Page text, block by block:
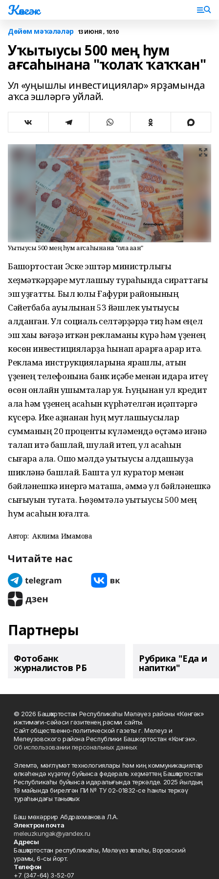
Көнгәк
Дөйөм мәҡәләләр 13 ИЮНЯ , 10:10
Уҡытыусы 500 мең һум
ағсаһынана "ҡолаҡ ҡаҡҡан"
Ул «уңышлы инвестициялар» ярҙамында
аҡса эшләргә уйлай.
Уҡытыусы 500 мең һум ағсаһынана "ҡолаҡ ҡаҡҡан"
Башҡортостан Эске эштәр министрлығы
хеҙмәткәрҙәре мутлашыу тураһында сираттағы
эш ҡуҙғатты. Был юлы Ғафури районының
Сәйетбаба ауылынан 53 йәшлек уҡытыусы
алданған. Ул социаль селтәрҙәрҙә тиҙ һәм еңел
эш хаҡы вәғәҙә иткән рекламаны күрә һәм үҙенең
көсөн инвестицияларҙа һынап ҡарарға ҡарар итә.
Реклама инструкцияларына ярашлы, ҡатын
үҙенең телефонына банк иҫәбе менән идара итеү
өсөн онлайн ҡушымталар ҡуя. Һуңынан ул кредит
ала һәм үҙенең аҡсаһын күрһәтелгән иҫәптәргә
күсерә. Ике аҙнанан һуң мутлашыусылар
сумманың 20 проценты күләмендә өҫтәмә иғәнә
талап итә башлай, шулай итеп, ул аҡсаһын
сығара ала. Ошо мәлдә уҡытыусы алдашыуҙа
шикләнә башлай. Башта ул куратор менән
бәйләнешкә инергә маташа, әммә ул бәйләнешкә
сығыуын туҡтата. Һөҙөмтәлә уҡытыусы 500 мең
һум аҡсаһын юғалта.
Автор: Аклима Имамова
Читайте нас
Партнеры
Фотобанк
журналистов РБ
Рубрика "Еда и
напитки"
© 2026 Башҡортостан Республикаһы Мәләүез районы «Көнгәк»
ижтимағи-сәйәси гәзитенең рәсми сайты.
Сайт общественно-политической газеты г. Мелеуз и
Мелеузовского района Республики Башкортостан «Конгэк».
Об использовании персональных данных
Элемтә, мәғлүмәт технологиялары һәм киң коммуникациялар
өлкәһендә күҙәтеү буйынса федераль хеҙмәттең Башҡортостан
Республикаһы буйынса идаралығында теркәлде. 2025 йылдың
19 майында бирелгән ПИ № ТУ 02-01832-се һанлы теркәү
тураһындағы таныҡлыҡ.
Баш мөхәррир Абдрахманова Л.А.
Электрон почта
meleuzkungak@yandex.ru
Адресы
Башҡортостан республикаһы, Мәләүез ҡалаһы, Воровский
урамы, 6-сы йорт.
Телефон
+7 (347-64) 3-52-07